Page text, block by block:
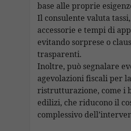
base alle proprie
Il consulente valuta tassi,
accessorie e tempi di
evitando sorprese o
trasparenti.
Inoltre, può segnalare
agevolazioni fiscali per la
ristrutturazione, come i
edilizi, che riducono il
complessivo